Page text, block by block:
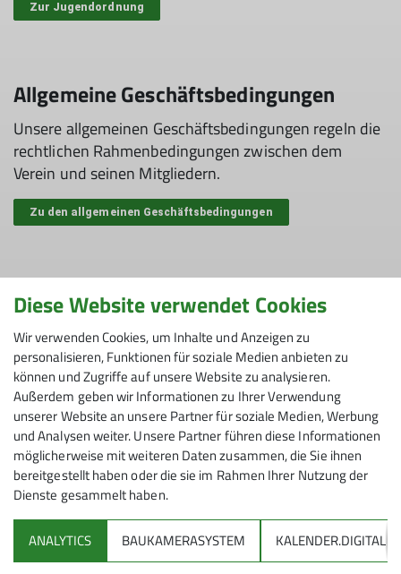
Zur Jugendordnung
Allgemeine Geschäftsbedingungen
Unsere allgemeinen Geschäftsbedingungen regeln die
rechtlichen Rahmenbedingungen zwischen dem
Verein und seinen Mitgliedern.
Zu den allgemeinen Geschäftsbedingungen
Teilnahmebedingungen
Unsere Teilnahmebedingungen legen fest zu welchen
Bedingungen unsere Mitglieder an unseren Touren
und Kursen teilnehmen können.
Zu den Teilnahmebedingungen
Diese Website verwendet Cookies
Wir verwenden Cookies, um Inhalte und Anzeigen zu
personalisieren, Funktionen für soziale Medien anbieten zu
können und Zugriffe auf unsere Website zu analysieren.
Außerdem geben wir Informationen zu Ihrer Verwendung
unserer Website an unsere Partner für soziale Medien, Werbung
und Analysen weiter. Unsere Partner führen diese Informationen
möglicherweise mit weiteren Daten zusammen, die Sie ihnen
bereitgestellt haben oder die sie im Rahmen Ihrer Nutzung der
Dienste gesammelt haben.
ANALYTICS BAUKAMERASYSTEM KALENDER.DIGITAL